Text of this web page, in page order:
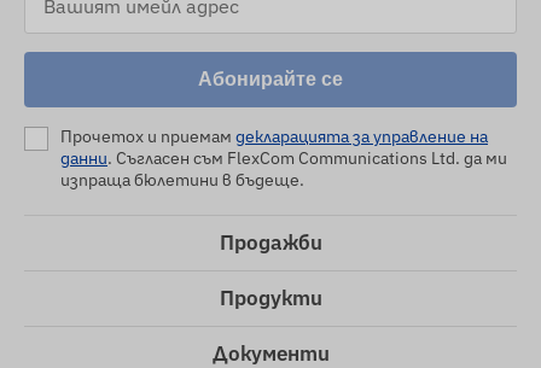
Абонирайте се
Прочетох и приемам декларацията за управление на
данни. Съгласен съм FlexCom Communications Ltd. да ми
изпраща бюлетини в бъдеще.
Продажби
Продукти
Документи